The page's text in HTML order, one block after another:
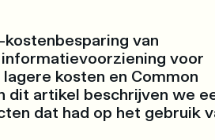
van
voor
kosten en Common
dit artikel beschrijven we
dat had op het gebruik